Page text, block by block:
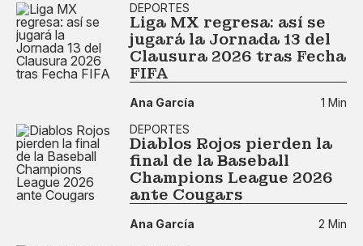
DEPORTES
Liga MX regresa: así se
jugará la Jornada 13 del
Clausura 2026 tras Fecha
FIFA
Ana García
1 Min
DEPORTES
Diablos Rojos pierden la
final de la Baseball
Champions League 2026
ante Cougars
Ana García
2 Min